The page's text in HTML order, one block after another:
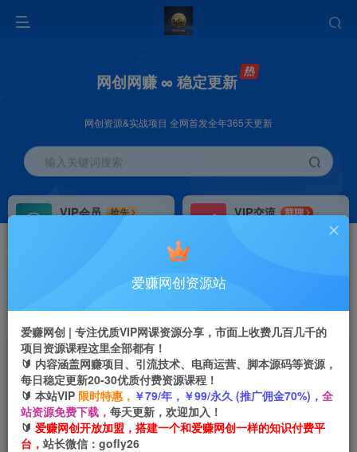
网创网赚 ∞ 稳定更新
网创资源&实战项目 全网首发全年365天更新
输入关键词搜索
VIP会员
抢先
VIP交流
群聊
研究探讨更多创业项目路子。
会员专属推广链接
首页 创业课程 VIP免费 正文
AI数字人换脸，可做直播（教程+软件）
爱赚网创
2年前发布
关注 私信
1246 97
爱赚网创资源站
爱赚网创 | 专注优质VIP网课资源分享，市面上收费几百几千的
项目资源课程这里全部都有！
🔰 内容涵盖网赚项目、引流技术、电商运营、脚本源码等资源，
每日稳定更新20-30优质付费资源课程！
🔰 本站VIP 限时特惠， ￥79/年，￥99/永久 (推广佣金70%)， 全
站资源免费下载， 每天更新，欢迎加入！
🔰 爱赚网创开放加盟，搭建一个和爱赚网创一样的知识付费平
台， 站长微信：gofly26